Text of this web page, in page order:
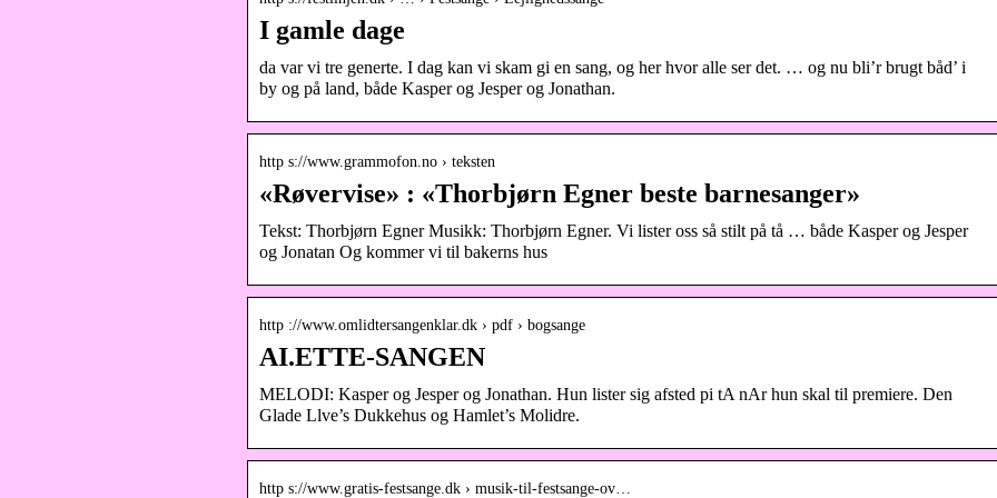
I gamle dage
da var vi tre generte. I dag kan vi skam gi en sang, og her hvor alle ser det. … og nu bli’r brugt båd’ i
by og på land, både Kasper og Jesper og Jonathan.
http s://www.grammofon.no › teksten
«Røvervise» : «Thorbjørn Egner beste barnesanger»
Tekst: Thorbjørn Egner Musikk: Thorbjørn Egner. Vi lister oss så stilt på tå … både Kasper og Jesper
og Jonatan Og kommer vi til bakerns hus
http ://www.omlidtersangenklar.dk › pdf › bogsange
AI.ETTE-SANGEN
MELODI: Kasper og Jesper og Jonathan. Hun lister sig afsted pi tA nAr hun skal til premiere. Den
Glade Llve’s Dukkehus og Hamlet’s Molidre.
http s://www.gratis-festsange.dk › musik-til-festsange-ov…